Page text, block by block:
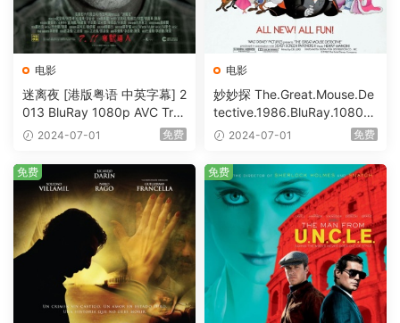
电影
迷离夜 [港版粤语 中英字幕] 2
013 BluRay 1080p AVC Tru
eHD5.1 [BDISO 22.64GB]
2024-07-01 免费
电影
妙妙探 The.Great.Mouse.De
tective.1986.BluRay.1080p.
AVC.DTS-HD.MA.5.1-HDHo
2024-07-01 免费
免费 免费